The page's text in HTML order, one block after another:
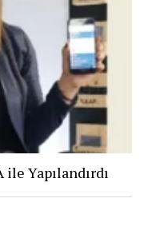
Yapılandırdı